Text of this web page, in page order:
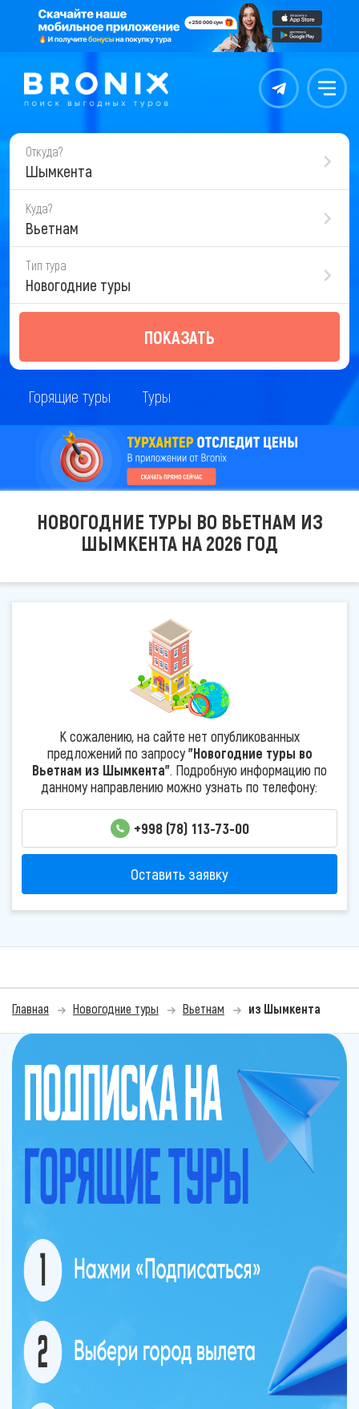
Контакты Меню
Откуда?
Шымкента
Куда?
Вьетнам
Тип тура
Новогодние туры
ПОКАЗАТЬ
Горящие туры Туры
НОВОГОДНИЕ ТУРЫ ВО ВЬЕТНАМ ИЗ
ШЫМКЕНТА НА 2026 ГОД
К сожалению, на сайте нет опубликованных
предложений по запросу"Новогодние туры во
Вьетнам из Шымкента". Подробную информацию по
данному направлению можно узнать по телефону:
+998 (78) 113-73-00
Оставить заявку
Главная Новогодние туры Вьетнам из Шымкента